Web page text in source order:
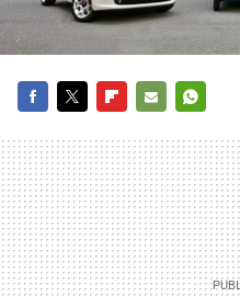
MAIL